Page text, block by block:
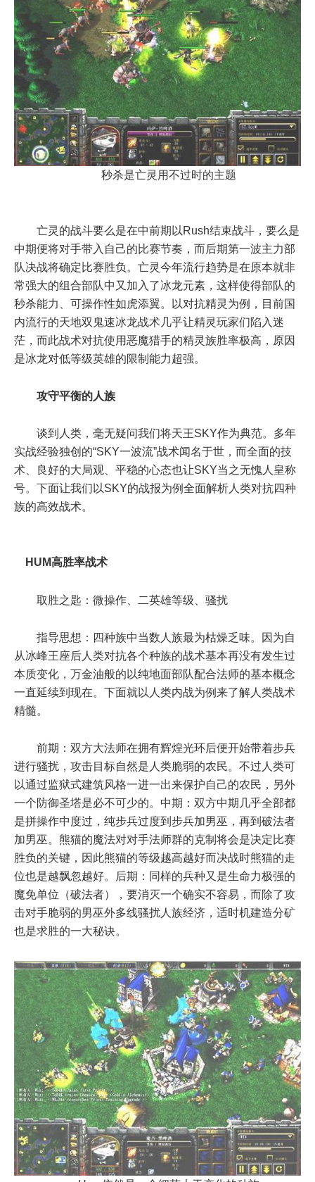
秒杀是亡灵用不过时的主题
亡灵的战斗要么是在中前期以Rush结束战斗，要么是
中期便将对手带入自己的比赛节奏，而后期第一波主力部
队决战将确定比赛胜负。亡灵今年流行趋势是在原本就非
常强大的组合部队中又加入了冰龙元素，这样使得部队的
秒杀能力、可操作性如虎添翼。以对抗精灵为例，目前国
内流行的天地双鬼速冰龙战术几乎让精灵玩家们陷入迷
茫，而此战术对抗使用恶魔猎手的精灵族胜率极高，原因
是冰龙对低等级英雄的限制能力超强。
攻守平衡的人族
谈到人类，毫无疑问我们将天王SKY作为典范。多年
实战经验独创的“SKY一波流”战术闻名于世，而全面的技
术、良好的大局观、平稳的心态也让SKY当之无愧人皇称
号。下面让我们以SKY的战报为例全面解析人类对抗四种
族的高效战术。
HUM高胜率战术
取胜之匙：微操作、二英雄等级、骚扰
指导思想：四种族中当数人族最为枯燥乏味。因为自
从冰峰王座后人类对抗各个种族的战术基本再没有发生过
本质变化，万金油般的以纯地面部队配合法师的基本概念
一直延续到现在。下面就以人类内战为例来了解人类战术
精髓。
前期：双方大法师在拥有辉煌光环后便开始带着步兵
进行骚扰，攻击目标自然是人类脆弱的农民。不过人类可
以通过监狱式建筑风格一进一出来保护自己的农民，另外
一个防御圣塔是必不可少的。中期：双方中期几乎全部都
是拼操作中度过，纯步兵过度到步兵加男巫，再到破法者
加男巫。熊猫的魔法对对手法师群的克制将会是决定比赛
胜负的关键，因此熊猫的等级越高越好而决战时熊猫的走
位也是越飘忽越好。后期：同样的兵种又是生命力极强的
魔免单位（破法者），要消灭一个确实不容易，而除了攻
击对手脆弱的男巫外多线骚扰人族经济，适时机建造分矿
也是求胜的一大秘诀。